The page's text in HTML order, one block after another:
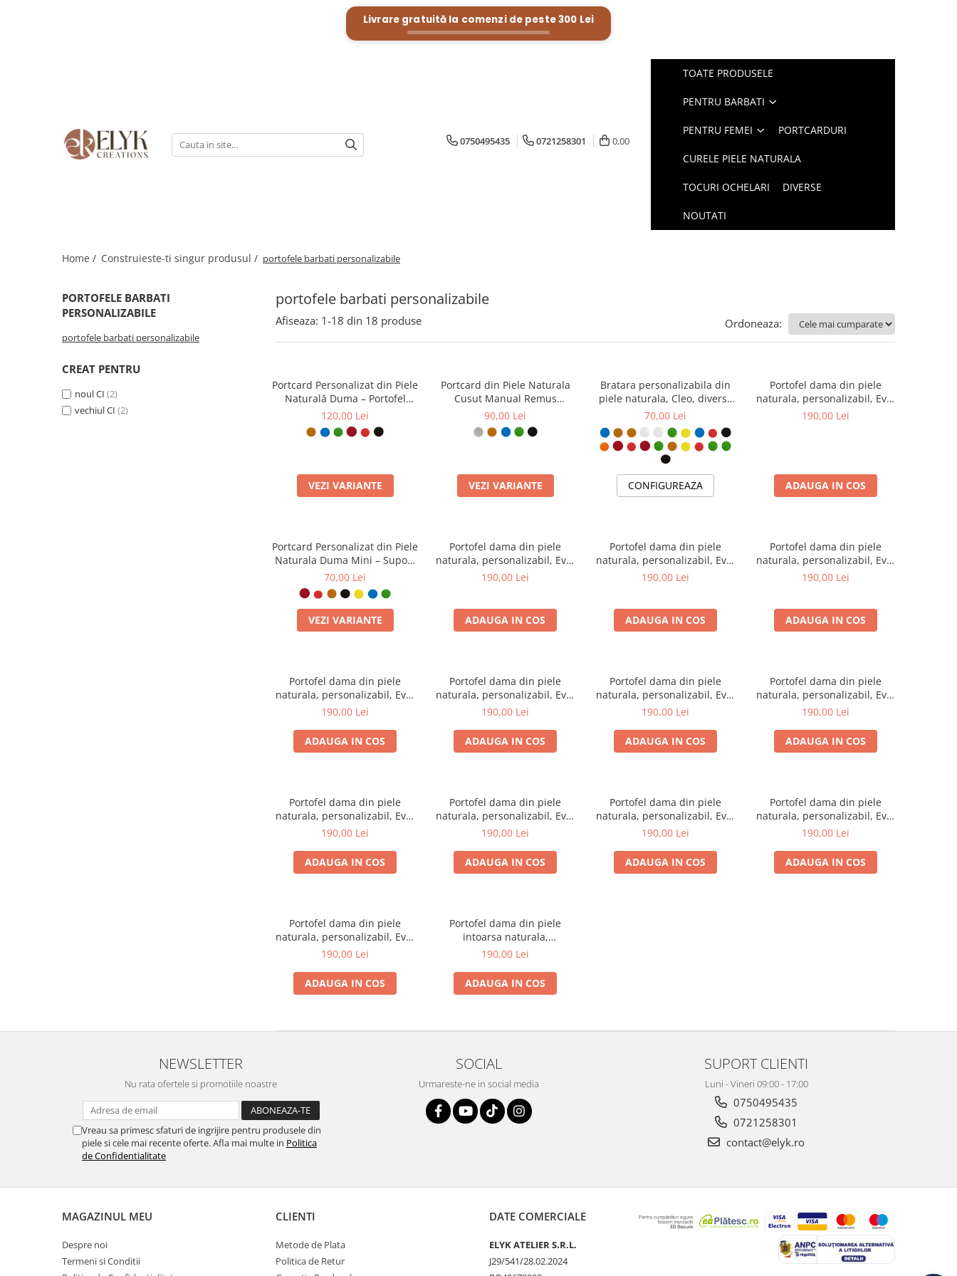
Livrare gratuită la comenzi de peste300 Lei
0750495435 0721258301 0,00
TOATE PRODUSELE
PENTRU BARBATI
PENTRU FEMEI PORTCARDURI
CURELE PIELE NATURALA
TOCURI OCHELARI DIVERSE
NOUTATI
Home / Construieste-ti singur produsul / portofele barbati personalizabile
portofele barbati personalizabile
PORTOFELE BARBATI
PERSONALIZABILE
portofele barbati personalizabile
CREAT PENTRU
noul CI (2)
vechiul CI (2)
Afiseaza: 1-18 din 18 produse Ordoneaza:
Portcard Personalizat din Piele
Naturală Duma – Portofel
Minimalist Gravat, Diverse
Culori
120,00 Lei
VEZI VARIANTE
Portcard din Piele Naturala
Cusut Manual Remus
Personalizabil – Suport
Carduri Plat, Diverse Culori
90,00 Lei
VEZI VARIANTE
Bratara personalizabila din
piele naturala, Cleo, diverse
culori
70,00 Lei
CONFIGUREAZA
Portofel dama din piele
naturala, personalizabil, Eva,
galben (cusatura verde)
190,00 Lei
ADAUGA IN COS
Portcard Personalizat din Piele
Naturala Duma Mini – Suport
Carduri Gravat Manual,
Design Ultra Slim
70,00 Lei
VEZI VARIANTE
Portofel dama din piele
naturala, personalizabil, Eva,
Mov ( cusatura lila)
190,00 Lei
ADAUGA IN COS
Portofel dama din piele
naturala, personalizabil, Eva,
verde deschis ( cusatura
190,00 Lei
ADAUGA IN COS
Portofel dama din piele
naturala, personalizabil, Eva,
negru (cusatura colorata)
190,00 Lei
ADAUGA IN COS
Portofel dama din piele
naturala, personalizabil, Eva,
negru (cusatura rosie)
190,00 Lei
ADAUGA IN COS
Portofel dama din piele
naturala, personalizabil, Eva,
roz intens (cusatura neagra)
190,00 Lei
ADAUGA IN COS
Portofel dama din piele
naturala, personalizabil, Eva,
megru cu argintiu (cusatura
190,00 Lei
ADAUGA IN COS
Portofel dama din piele
naturala, personalizabil, Eva,
bleu (cusatura albastra)
190,00 Lei
ADAUGA IN COS
Portofel dama din piele
naturala, personalizabil, Eva,
roz saffiano (cusatura lila)
190,00 Lei
ADAUGA IN COS
Portofel dama din piele
naturala, personalizabil, Eva,
mov (cusatura mov)
190,00 Lei
ADAUGA IN COS
Portofel dama din piele
naturala, personalizabil, Eva,
galben (cusatura colorata)
190,00 Lei
ADAUGA IN COS
Portofel dama din piele
naturala, personalizabil, Eva,
galben (cusatura rosie)
190,00 Lei
ADAUGA IN COS
Portofel dama din piele
naturala, personalizabil, Eva,
rosu (cusatura neagra)
190,00 Lei
ADAUGA IN COS
Portofel dama din piele
intoarsa naturala,
personalizabil, Eva, Grena
190,00 Lei
ADAUGA IN COS
NEWSLETTER
Nu rata ofertele si promotiile noastre
Vreau sa primesc sfaturi de ingrijire pentru produsele din
piele si cele mai recente oferte. Afla mai multe in Politica
de Confidentialitate
SOCIAL
Urmareste-ne in social media
SUPORT CLIENTI
Luni - Vineri 09:00 - 17:00
0750495435
0721258301
contact@elyk.ro
MAGAZINUL MEU
Despre noi
Termeni si Conditii
CLIENTI
Metode de Plata
Politica de Retur
DATE COMERCIALE
ELYK ATELIER S.R.L.
J29/541/28.02.2024